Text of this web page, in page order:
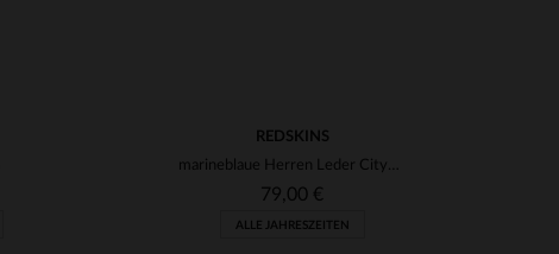
REDSKINS
marineblaue Herren Leder Cityschuhe
79,00 €
ALLE JAHRESZEITEN